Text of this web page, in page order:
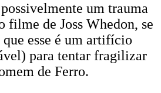
um trauma
filme de Joss Whedon, se
que esse é um artifício
para tentar fragilizar
de Ferro.